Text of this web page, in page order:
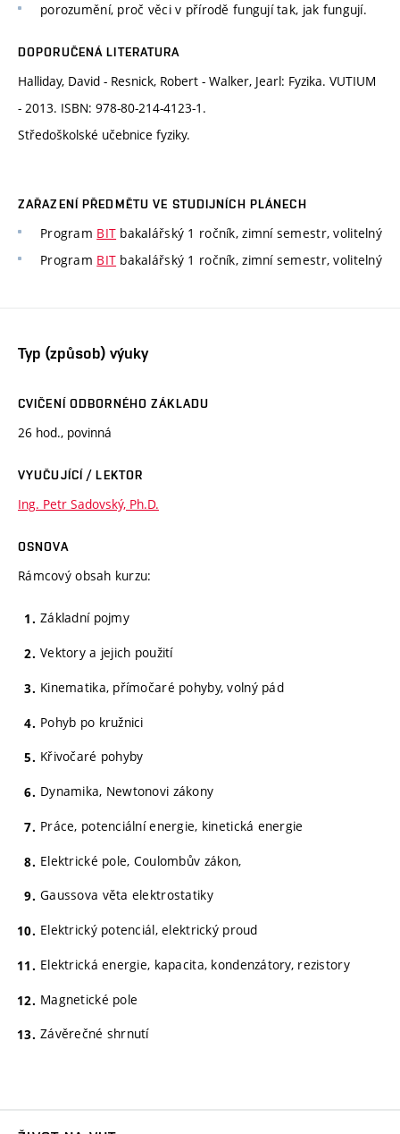
porozumění, proč věci v přírodě fungují tak, jak fungují.
DOPORUČENÁ LITERATURA
Halliday, David - Resnick, Robert - Walker, Jearl: Fyzika. VUTIUM
- 2013. ISBN: 978-80-214-4123-1.
Středoškolské učebnice fyziky.
ZAŘAZENÍ PŘEDMĚTU VE STUDIJNÍCH PLÁNECH
Program BIT bakalářský 1 ročník, zimní semestr, volitelný
Program BIT bakalářský 1 ročník, zimní semestr, volitelný
Typ (způsob) výuky
CVIČENÍ ODBORNÉHO ZÁKLADU
26 hod., povinná
VYUČUJÍCÍ / LEKTOR
Ing. Petr Sadovský, Ph.D.
OSNOVA
Rámcový obsah kurzu:
Základní pojmy
Vektory a jejich použití
Kinematika, přímočaré pohyby, volný pád
Pohyb po kružnici
Křivočaré pohyby
Dynamika, Newtonovi zákony
Práce, potenciální energie, kinetická energie
Elektrické pole, Coulombův zákon,
Gaussova věta elektrostatiky
Elektrický potenciál, elektrický proud
Elektrická energie, kapacita, kondenzátory, rezistory
Magnetické pole
Závěrečné shrnutí